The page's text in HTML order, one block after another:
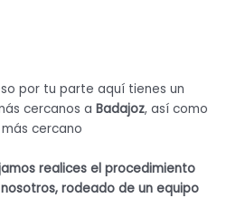
por tu parte aquí tienes un
cercanos a Badajoz, así como
cercano
realices el procedimiento
rodeado de un equipo